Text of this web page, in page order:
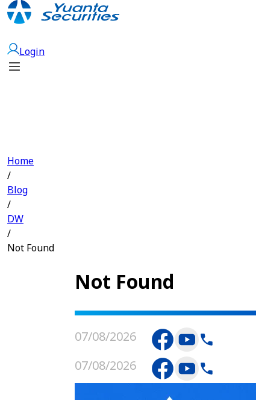
Login
Home
/
Blog
/
DW
/
Not Found
Not Found
07/08/2026
07/08/2026